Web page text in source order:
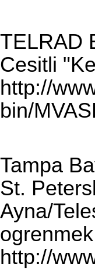
TELRAD
Cesitli
http://
bin/
Tampa
St.
Ayna/
http://